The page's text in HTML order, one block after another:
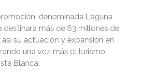
denominada Laguna
destinará más de 63 millones de
su actuación y expansión en
una vez más el turismo
Blanca.